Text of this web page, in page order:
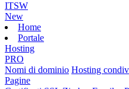
ITSW
New
Home
Portale
Hosting
PRO
Nomi di dominio Hosting
Pagine